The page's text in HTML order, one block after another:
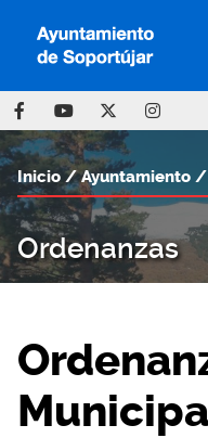
Ordenanzas
Inicio Ayuntamiento